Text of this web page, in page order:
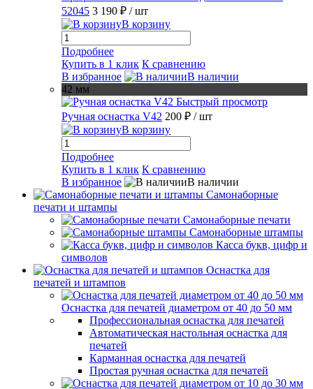
52045 3 190 ₽ / шт
В корзину
Подробнее
Купить в 1 клик К сравнению
В избранное
В наличии
42 мм
Быстрый просмотр
Ручная оснастка V42 200 ₽ / шт
В корзину
Подробнее
Купить в 1 клик К сравнению
В избранное
В наличии
Самонаборные
печати и штампы
Самонаборные печати
Самонаборные штампы
Касса букв, цифр и
символов
Оснастка для
печатей и штампов
Оснастка для печатей диаметром от 40 до 50 мм
Профессиональная оснастка для печатей
Автоматическая настольная оснастка для
печатей
Карманная оснастка для печатей
Простая ручная оснастка для печатей